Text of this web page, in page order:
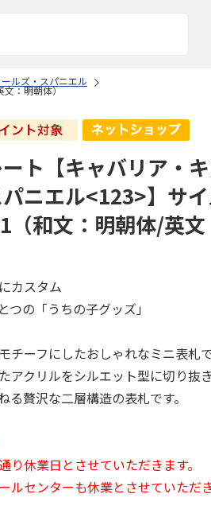
ルズ・スパニエル
文：明朝体）
ト【キャバリア・キ
ニエル<123>】サ
（和文：明朝体/英
カスタム
つの「うちの子グッズ」
チーフにしたおしゃれなミニ表札で
アクリルをシルエット型に切り抜
る贅沢な二層構造の表札です。
り休業日とさせていただきます。
センターも休業とさせていただき